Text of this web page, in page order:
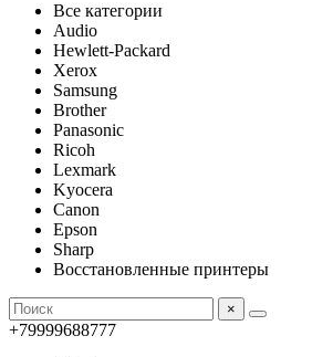
Все категории
Audio
Hewlett-Packard
Xerox
Samsung
Brother
Panasonic
Ricoh
Lexmark
Kyocera
Canon
Epson
Sharp
Восстановленные принтеры
×
+79999688777